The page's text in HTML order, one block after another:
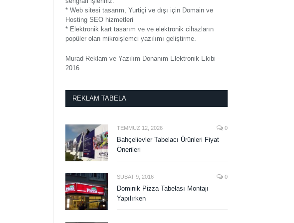
* Web sitesi tasarım, Yurtiçi ve dışı için Domain ve
Hosting SEO hizmetleri
* Elektronik kart tasarım ve ve elektronik cihazların
popüler olan mikroişlemci yazılımı geliştirme.
Murad Reklam ve Yazılım Donanım Elektronik Ekibi -
2016
REKLAM TABELA
TEMMUZ 12, 2026 0
Bahçelievler Tabelacı Ürünleri Fiyat
Önerileri
ŞUBAT 9, 2016 0
Dominik Pizza Tabelası Montajı
Yapılırken